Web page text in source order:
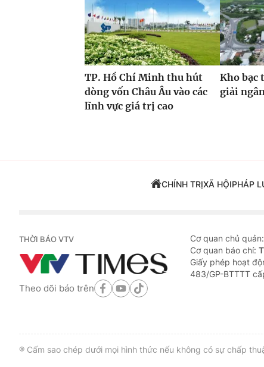
TP. Hồ Chí Minh thu hút
dòng vốn Châu Âu vào các
lĩnh vực giá trị cao
Kho bạc
giải
CHÍNH TRỊXÃ HỘIPHÁP
THỜI BÁO VTV
Theo dõi báo trên
Cơ quan chủ
Cơ quan báo chí:
Giấy phép hoạt
483/GP-BTTTT
® Cấm sao chép dưới mọi hình thức nếu không có sự chấp